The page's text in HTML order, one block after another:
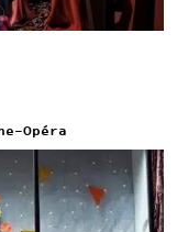
Opéra